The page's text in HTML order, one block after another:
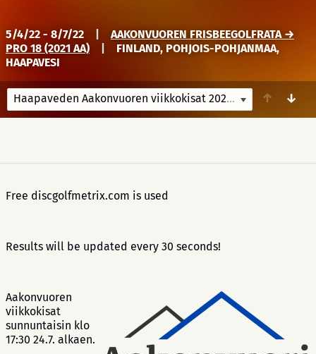
5/4/22 - 8/7/22
AAKONVUOREN FRISBEEGOLFRATA →
PRO 18 (2021 AA)
FINLAND, POHJOIS-POHJANMAA,
HAAPAVESI
Haapaveden Aakonvuoren viikkokisat 20225/4/22-8/7/22
↑ ↓
Free discgolfmetrix.com is used
Results will be updated every 30 seconds!
Aakonvuoren
viikkokisat
sunnuntaisin klo
17:30 24.7. alkaen.